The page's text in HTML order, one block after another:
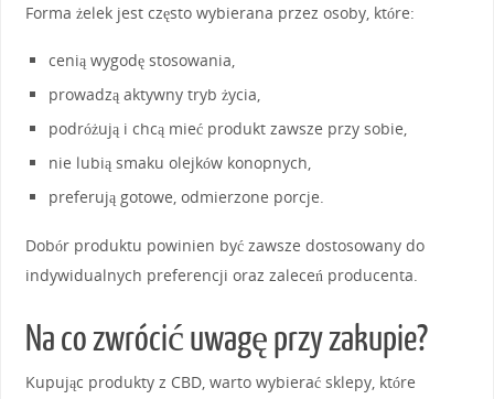
Forma żelek jest często wybierana przez osoby, które:
cenią wygodę stosowania,
prowadzą aktywny tryb życia,
podróżują i chcą mieć produkt zawsze przy sobie,
nie lubią smaku olejków konopnych,
preferują gotowe, odmierzone porcje.
Dobór produktu powinien być zawsze dostosowany do
indywidualnych preferencji oraz zaleceń producenta.
Na co zwrócić uwagę przy zakupie?
Kupując produkty z CBD, warto wybierać sklepy, które